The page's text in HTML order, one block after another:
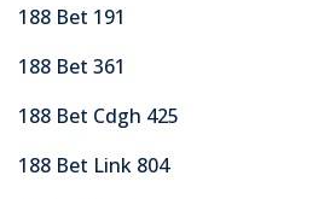
188 Bet 191
188 Bet 361
188 Bet Cdgh 425
188 Bet Link 804